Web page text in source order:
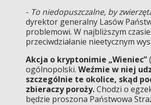
- To niedopuszczalne, by
dyrektor generalny Lasów
problemowi. W najbliższym
przeciwdziałanie nieetycznym
Akcja o kryptonimie „Wieniec”
ogólnopolski. Weźmie w niej
szczególnie te okolice, skąd
zbieraczy poroży.Chodzi o
będzie proszona Państwowa